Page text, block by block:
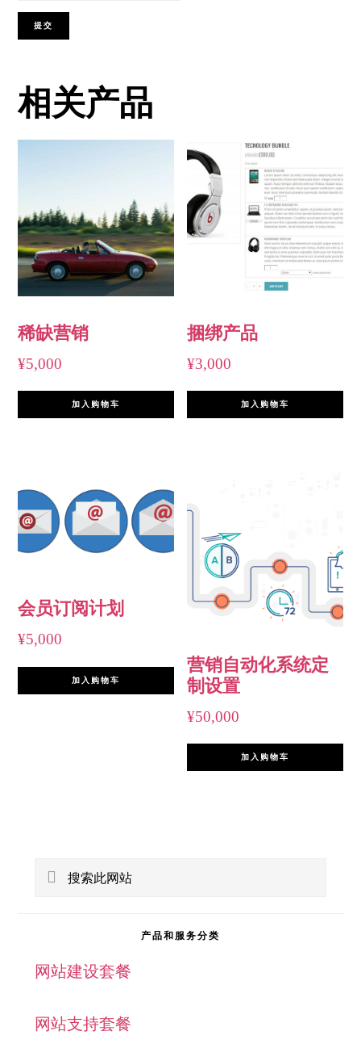
相关产品
稀缺营销
¥5,000
加入购物车
捆绑产品
¥3,000
加入购物车
会员订阅计划
¥5,000
加入购物车
营销自动化系统定
制设置
¥50,000
加入购物车
主
栏
搜
站
产品和服务分类
网站建设套餐
网站支持套餐